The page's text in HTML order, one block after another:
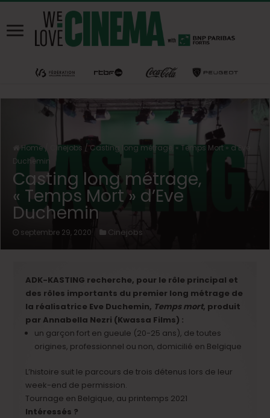
Home/ Cinejobs /Casting long métrage, « Temps Mort » d’Eve
Duchemin
Casting long métrage,
« Temps Mort » d’Eve
Duchemin
septembre 29, 2020 Cinejobs
ADK-KASTING recherche, pour le rôle principal et
des rôles importants du premier long métrage de
la réalisatrice Eve Duchemin, Temps mort, produit
par Annabella Nezri (Kwassa Films) :
un garçon fort en gueule (20-25 ans), de toutes
origines, professionnel ou non, domicilié en Belgique
L’histoire suit le parcours de trois détenus lors de leur
week-end de permission.
Tournage en Belgique, au printemps 2021
Intéressés ?